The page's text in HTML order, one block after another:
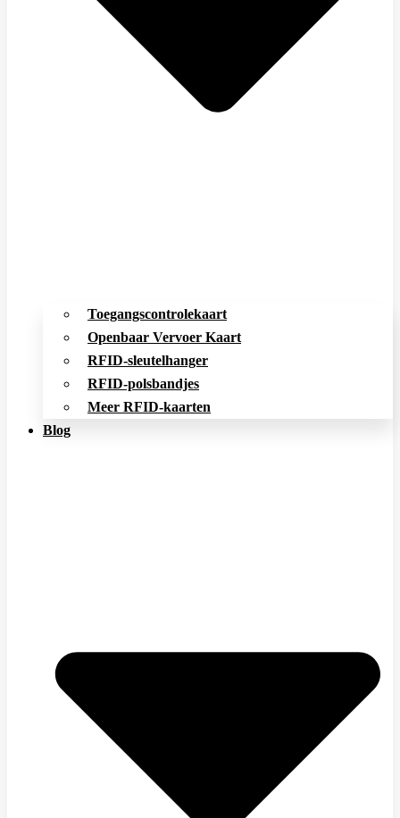
Toegangscontrolekaart
Openbaar Vervoer Kaart
RFID-sleutelhanger
RFID-polsbandjes
Meer RFID-kaarten
Blog